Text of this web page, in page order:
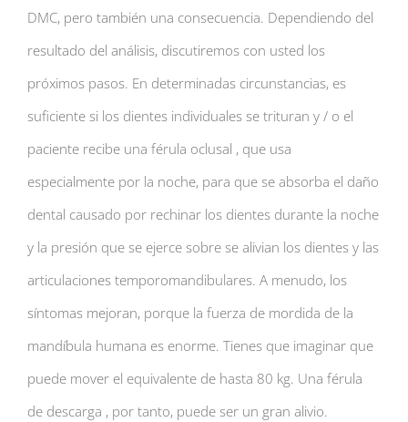
DMC, pero también una consecuencia. Dependiendo del
resultado del análisis, discutiremos con usted los
próximos pasos. En determinadas circunstancias, es
suficiente si los dientes individuales se trituran y / o el
paciente recibe una férula oclusal , que usa
especialmente por la noche, para que se absorba el daño
dental causado por rechinar los dientes durante la noche
y la presión que se ejerce sobre se alivian los dientes y las
articulaciones temporomandibulares. A menudo, los
síntomas mejoran, porque la fuerza de mordida de la
mandíbula humana es enorme. Tienes que imaginar que
puede mover el equivalente de hasta 80 kg. Una férula
de descarga , por tanto, puede ser un gran alivio.